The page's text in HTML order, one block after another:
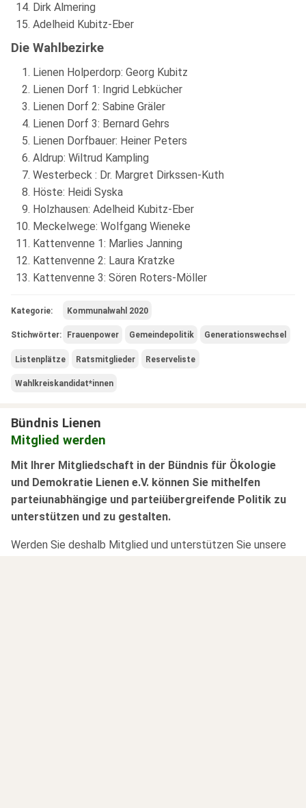
Dirk Almering
Adelheid Kubitz-Eber
Die Wahlbezirke
Lienen Holperdorp: Georg Kubitz
Lienen Dorf 1: Ingrid Lebkücher
Lienen Dorf 2: Sabine Gräler
Lienen Dorf 3: Bernard Gehrs
Lienen Dorfbauer: Heiner Peters
Aldrup: Wiltrud Kampling
Westerbeck : Dr. Margret Dirkssen-Kuth
Höste: Heidi Syska
Holzhausen: Adelheid Kubitz-Eber
Meckelwege: Wolfgang Wieneke
Kattenvenne 1: Marlies Janning
Kattenvenne 2: Laura Kratzke
Kattenvenne 3: Sören Roters-Möller
Kategorie: Kommunalwahl 2020
Stichwörter: Frauenpower Gemeindepolitik Generationswechsel
Listenplätze Ratsmitglieder Reserveliste
Wahlkreiskandidat*innen
Bündnis Lienen
Mitglied werden
Mit Ihrer Mitgliedschaft in der Bündnis für Ökologie
und Demokratie Lienen e.V. können Sie mithelfen
parteiunabhängige und parteiübergreifende Politik zu
unterstützen und zu gestalten.
Werden Sie deshalb Mitglied und unterstützen Sie unsere